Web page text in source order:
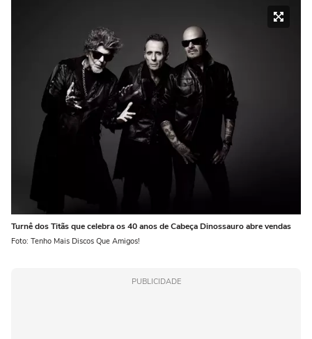
Turnê dos Titãs que celebra os 40 anos de Cabeça Dinossauro abre vendas
Foto: Tenho Mais Discos Que Amigos!
PUBLICIDADE